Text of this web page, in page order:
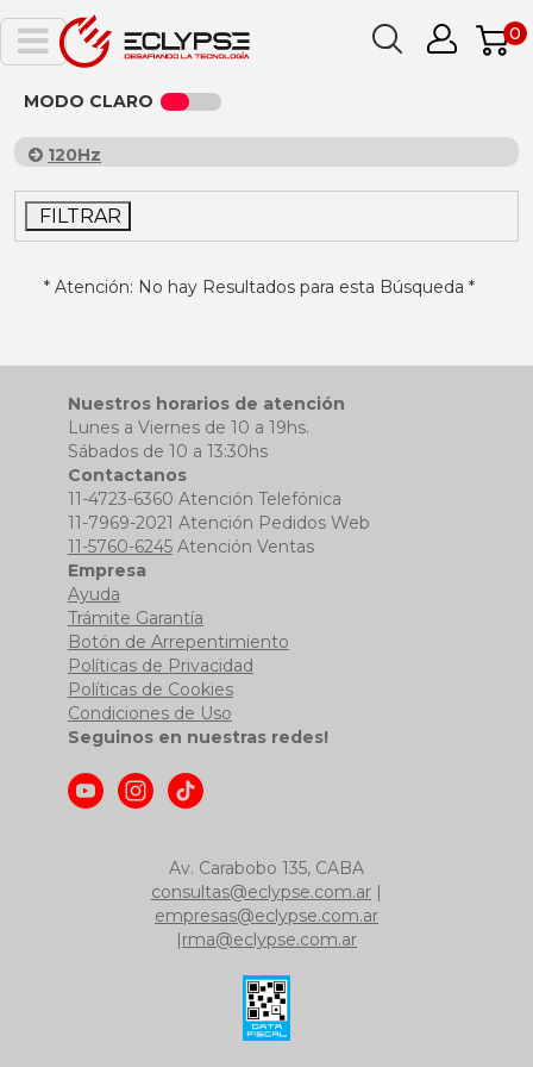
0
MODO CLARO
120Hz
FILTRAR
* Atención: No hay Resultados para esta Búsqueda *
Nuestros horarios de atención
Lunes a Viernes de 10 a 19hs.
Sábados de 10 a 13:30hs
Contactanos
11-4723-6360 Atención Telefónica
11-7969-2021 Atención Pedidos Web
11-5760-6245Atención Ventas
Empresa
Ayuda
Trámite Garantía
Botón de Arrepentimiento
Políticas de Privacidad
Políticas de Cookies
Condiciones de Uso
Seguinos en nuestras redes!
Av. Carabobo 135, CABA
consultas@eclypse.com.ar
empresas@eclypse.com.ar
rma@eclypse.com.ar